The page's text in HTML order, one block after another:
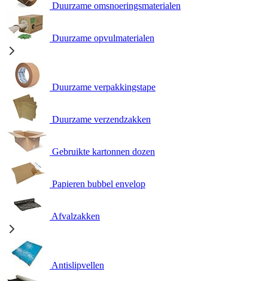
Duurzame omsnoeringsmaterialen
Duurzame opvulmaterialen
Duurzame verpakkingstape
Duurzame verzendzakken
Gebruikte kartonnen dozen
Papieren bubbel envelop
Afvalzakken
Antislipvellen